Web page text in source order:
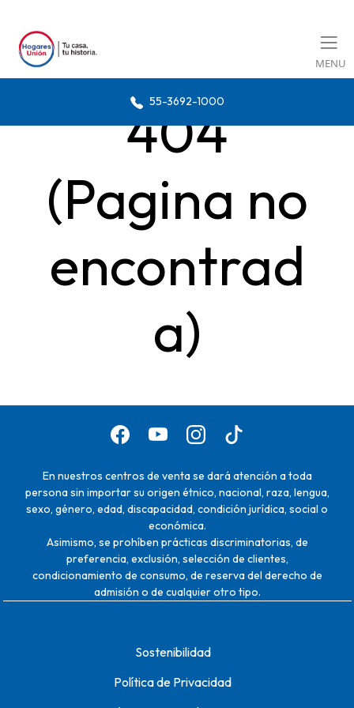
MENU
55-3692-1000
404
(Pagina no
encontrad
a)
En nuestros centros de venta se dará atención a toda
persona sin importar su origen étnico, nacional, raza, lengua,
sexo, género, edad, discapacidad, condición jurídica, social o
económica.
Asimismo, se prohíben prácticas discriminatorias, de
preferencia, exclusión, selección de clientes,
condicionamiento de consumo, de reserva del derecho de
admisión o de cualquier otro tipo.
Sostenibilidad
Política de Privacidad